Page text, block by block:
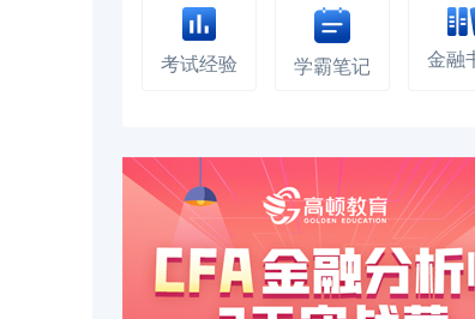
考试经验 学霸笔记 金融